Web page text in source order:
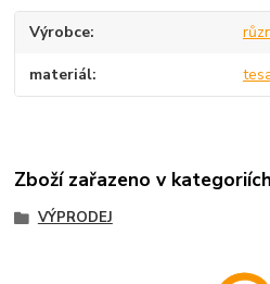
Výrobce
materiál
Zboží zařazeno v kategoriích
VÝPRODEJ